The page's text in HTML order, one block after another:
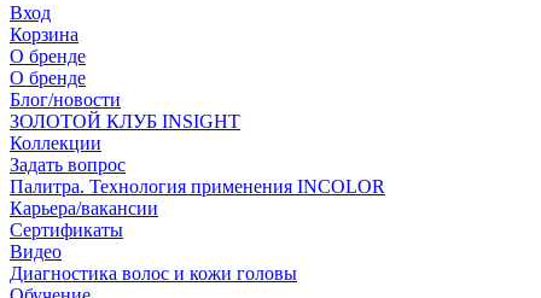
Вход
Корзина
О бренде
О бренде
Блог/новости
ЗОЛОТОЙ КЛУБ INSIGHT
Коллекции
Задать вопрос
Палитра. Технология применения INCOLOR
Карьера/вакансии
Сертификаты
Видео
Диагностика волос и кожи головы